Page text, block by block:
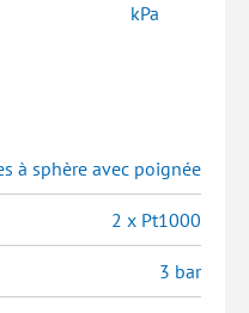
kPa
à sphère avec poignée
2 x Pt1000
3 bar